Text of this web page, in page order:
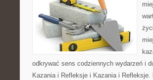
odkrywać sens codziennych wydarzeń i
Kazania i Refleksje i Kazania i